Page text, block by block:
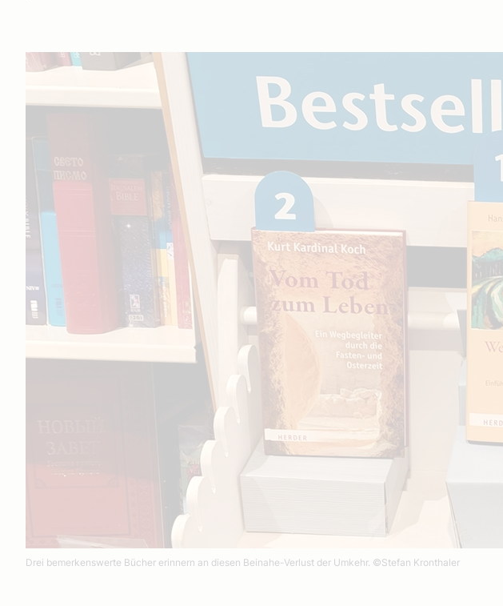
Drei bemerkenswerte Bücher erinnern an diesen Beinahe-Verlust der Umkehr. ©Stefan Kronthaler